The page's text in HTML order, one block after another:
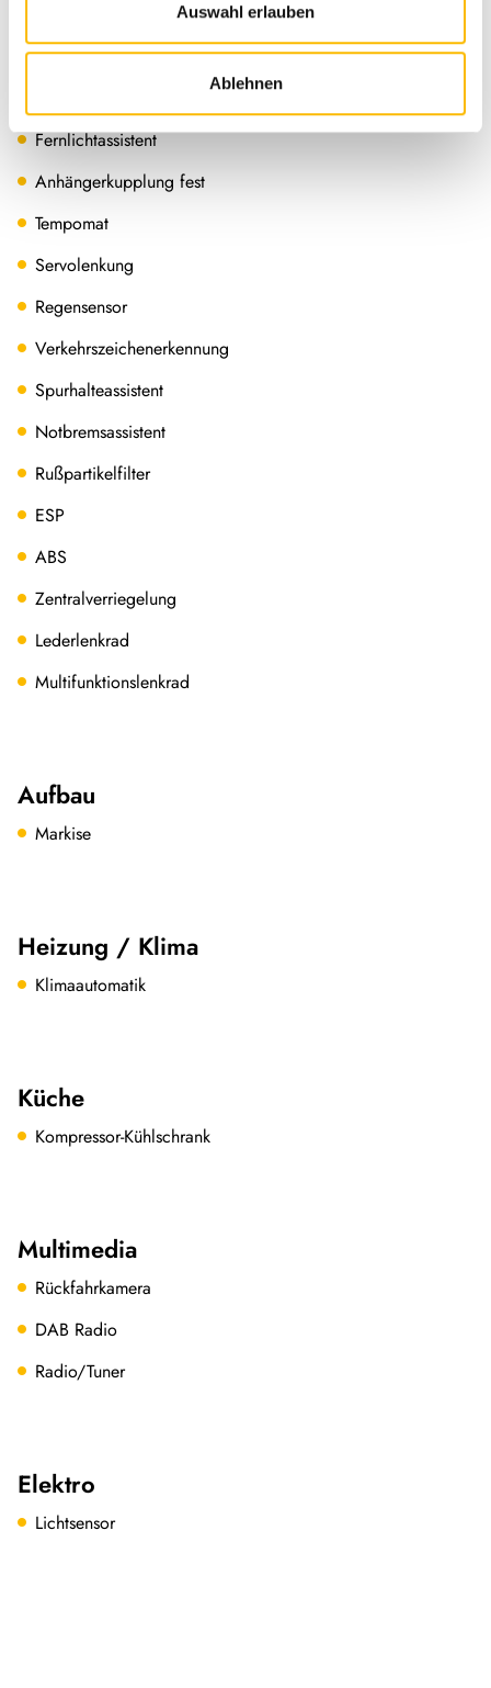
Auswahl erlauben
Ablehnen
Ausstattung
Fernlichtassistent
Anhängerkupplung fest
Tempomat
Servolenkung
Regensensor
Verkehrszeichenerkennung
Spurhalteassistent
Notbremsassistent
Rußpartikelfilter
ESP
ABS
Zentralverriegelung
Lederlenkrad
Multifunktionslenkrad
Aufbau
Markise
Heizung / Klima
Klimaautomatik
Küche
Kompressor-Kühlschrank
Multimedia
Rückfahrkamera
DAB Radio
Radio/Tuner
Elektro
Lichtsensor